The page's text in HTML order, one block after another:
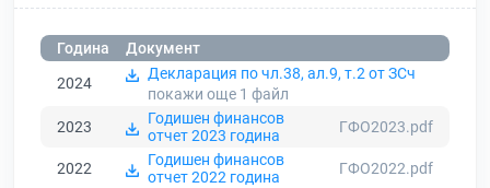
Година
Документ
2024
Декларация по чл.38, ал.9, т.2 от ЗСч
покажи още 1 файл
2023
Годишен финансов
отчет 2023 година
ГФО2023.pdf
2022
Годишен финансов
отчет 2022 година
ГФО2022.pdf